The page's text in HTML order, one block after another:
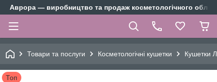
Аврора — виробництво та продаж косметологічного
Товари та послуги Косметологічні кушетки Кушетки
Топ